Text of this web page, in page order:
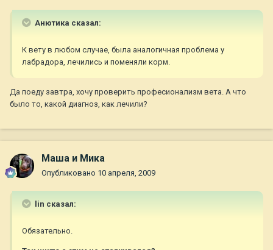
Анютика сказал:
К вету в любом случае, была аналогичная проблема у
лабрадора, лечились и поменяли корм.
Да поеду завтра, хочу проверить професионализм вета. А что
было то, какой диагноз, как лечили?
Маша и Мика
Опубликовано 10 апреля, 2009
lin сказал:
Обязательно.